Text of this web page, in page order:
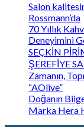
Salon
Rossmann’da
70 Yıllık
Deneyimini
SEÇKİN
ŞEREFİYE
Zamanın,
“AOlive”
Doğanın
Marka Hera